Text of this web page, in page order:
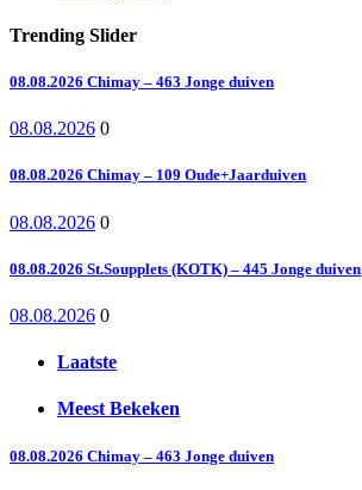
Trending Slider
08.08.2026 Chimay – 463 Jonge duiven
08.08.2026 0
08.08.2026 Chimay – 109 Oude+Jaarduiven
08.08.2026 0
08.08.2026 St.Soupplets (KOTK) – 445 Jonge duiven
08.08.2026 0
Laatste
Meest Bekeken
08.08.2026 Chimay – 463 Jonge duiven